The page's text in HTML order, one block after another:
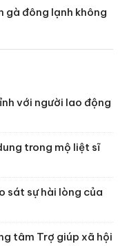
gà đông lạnh không
với người lao động
trong mộ liệt sĩ
sát sự hài lòng của
tâm Trợ giúp xã hội